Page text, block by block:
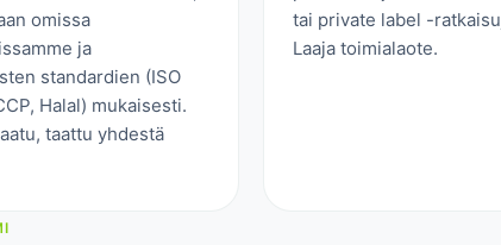
omissa
ja
standardien (ISO
Halal) mukaisesti.
taattu yhdestä
tai private label -
Laaja toimialaote.